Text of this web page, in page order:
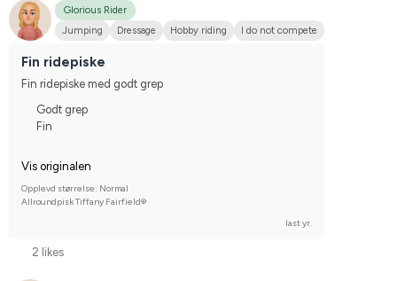
Glorious Rider
Jumping
Dressage Hobby riding I do not compete
Fin ridepiske
Fin ridepiske med godt grep
Godt grep
Fin
Vis originalen
Opplevd størrelse: Normal
Allroundpisk Tiffany Fairfield®
last yr.
2 likes